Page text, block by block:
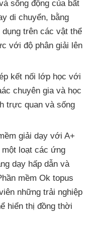
sống động của bất
di chuyển, bằng
trên các vật thể
với độ phân giải lên
kết nối lớp học với
chuyên gia và học
trực quan và sống
giải dạy với A+
một loạt các ứng
dạy hấp dẫn và
mềm Ok topus
những trải nghiệp
hiển thị đồng thời